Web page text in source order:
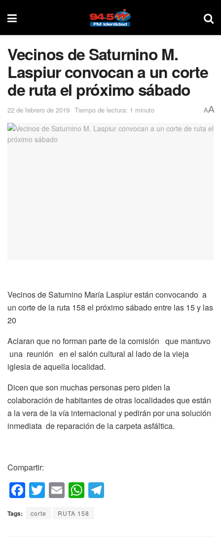
Vecinos de Saturnino M.
Laspiur convocan a un corte
de ruta el próximo sábado
22 de febrero de 2019 Tiempo de lectura: 1 minuto AA
Vecinos de Saturnino María Laspiur están convocando a
un corte de la ruta 158 el próximo sábado entre las 15 y las
20
Aclaran que no forman parte de la comisión que mantuvo
una reunión en el salón cultural al lado de la vieja
iglesia de aquella localidad.
Dicen que son muchas personas pero piden la
colaboración de habitantes de otras localidades que están
a la vera de la vía internacional y pedirán por una solución
inmediata de reparación de la carpeta asfáltica.
Compartir:
F
a
c
T
wi
tt
E
m
ail
W
h
at
Tags: corte RUTA 158